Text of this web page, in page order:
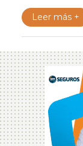
Leer más +